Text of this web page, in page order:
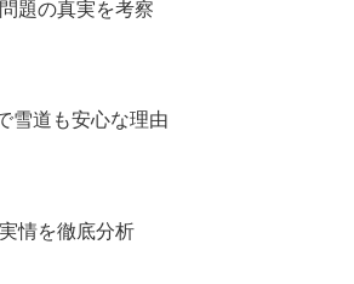
題の真実を考察
雪道も安心な理由
情を徹底分析